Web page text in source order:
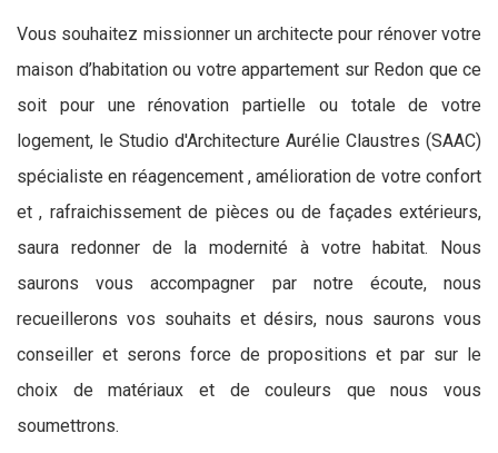
Vous souhaitez missionner un architecte pour rénover votre
maison d’habitation ou votre appartement sur Redon que ce
soit pour une rénovation partielle ou totale de votre
logement, le Studio d'Architecture Aurélie Claustres (SAAC)
spécialiste en réagencement , amélioration de votre confort
et , rafraichissement de pièces ou de façades extérieurs,
saura redonner de la modernité à votre habitat. Nous
saurons vous accompagner par notre écoute, nous
recueillerons vos souhaits et désirs, nous saurons vous
conseiller et serons force de propositions et par sur le
choix de matériaux et de couleurs que nous vous
soumettrons.